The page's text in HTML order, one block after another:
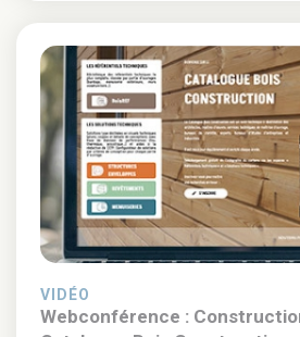
VIDÉO
Webconférence :